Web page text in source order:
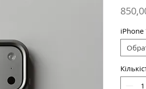
iPhone